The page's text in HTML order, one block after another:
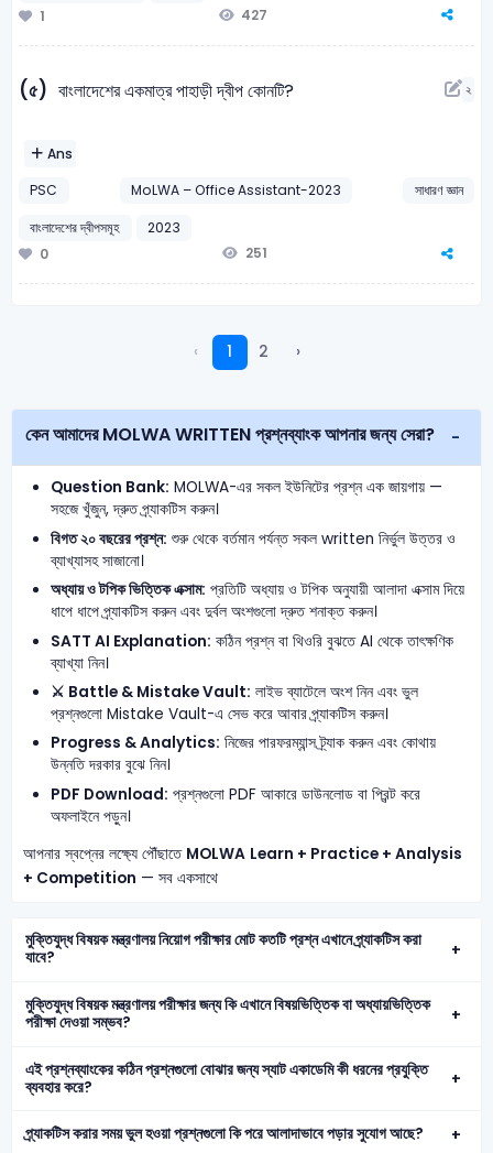
1
427
(৫) বাংলাদেশের একমাত্র পাহাড়ী দ্বীপ কোনটি? ২
Ans
PSC
MoLWA – Office Assistant-2023
সাধারণ জ্ঞান
বাংলাদেশের দ্বীপসমূহ
2023
0
251
‹ 1 2 ›
কেন আমাদের MOLWA WRITTEN প্রশ্নব্যাংক আপনার জন্য সেরা?
Question Bank: MOLWA-এর সকল ইউনিটের প্রশ্ন এক জায়গায় —
সহজে খুঁজুন, দ্রুত প্র্যাকটিস করুন।
বিগত ২০ বছরের প্রশ্ন: শুরু থেকে বর্তমান পর্যন্ত সকল written নির্ভুল উত্তর ও
ব্যাখ্যাসহ সাজানো।
অধ্যায় ও টপিক ভিত্তিক এক্সাম: প্রতিটি অধ্যায় ও টপিক অনুযায়ী আলাদা এক্সাম দিয়ে
ধাপে ধাপে প্র্যাকটিস করুন এবং দুর্বল অংশগুলো দ্রুত শনাক্ত করুন।
SATT AI Explanation: কঠিন প্রশ্ন বা থিওরি বুঝতে AI থেকে তাৎক্ষণিক
ব্যাখ্যা নিন।
⚔️ Battle & Mistake Vault: লাইভ ব্যাটেলে অংশ নিন এবং ভুল
প্রশ্নগুলো Mistake Vault-এ সেভ করে আবার প্র্যাকটিস করুন।
Progress & Analytics: নিজের পারফরম্যান্স ট্র্যাক করুন এবং কোথায়
উন্নতি দরকার বুঝে নিন।
PDF Download: প্রশ্নগুলো PDF আকারে ডাউনলোড বা প্রিন্ট করে
অফলাইনে পড়ুন।
আপনার স্বপ্নের লক্ষ্যে পৌঁছাতে MOLWA Learn + Practice + Analysis
+ Competition — সব একসাথে
মুক্তিযুদ্ধ বিষয়ক মন্ত্রণালয় নিয়োগ পরীক্ষার মোট কতটি প্রশ্ন এখানে প্র্যাকটিস করা
যাবে?
মুক্তিযুদ্ধ বিষয়ক মন্ত্রণালয় পরীক্ষার জন্য কি এখানে বিষয়ভিত্তিক বা অধ্যায়ভিত্তিক
পরীক্ষা দেওয়া সম্ভব?
এই প্রশ্নব্যাংকের কঠিন প্রশ্নগুলো বোঝার জন্য স্যাট একাডেমি কী ধরনের প্রযুক্তি
ব্যবহার করে?
প্র্যাকটিস করার সময় ভুল হওয়া প্রশ্নগুলো কি পরে আলাদাভাবে পড়ার সুযোগ আছে?